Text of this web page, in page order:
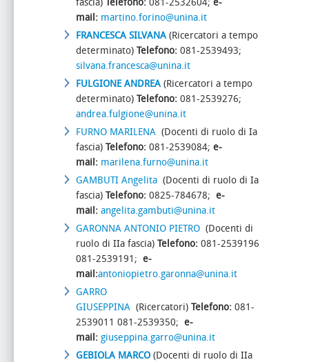
fascia) Telefono: 081-2532604; e-
mail: martino.forino@unina.it
FRANCESCA SILVANA (Ricercatori a tempo
determinato) Telefono: 081-2539493;
silvana.francesca@unina.it
FULGIONE ANDREA (Ricercatori a tempo
determinato) Telefono: 081-2539276;
andrea.fulgione@unina.it
FURNO MARILENA (Docenti di ruolo di Ia
fascia) Telefono: 081-2539084; e-
mail: marilena.furno@unina.it
GAMBUTI Angelita (Docenti di ruolo di Ia
fascia) Telefono: 0825-784678; e-
mail: angelita.gambuti@unina.it
GARONNA ANTONIO PIETRO (Docenti di
ruolo di IIa fascia) Telefono: 081-2539196
081-2539191; e-
mail:antoniopietro.garonna@unina.it
GARRO
GIUSEPPINA (Ricercatori) Telefono: 081-
2539011 081-2539350; e-
mail: giuseppina.garro@unina.it
GEBIOLA MARCO (Docenti di ruolo di IIa